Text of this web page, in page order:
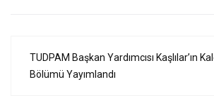
TUDPAM Başkan Yardımcısı Kaşlılar’ın
Bölümü Yayımlandı